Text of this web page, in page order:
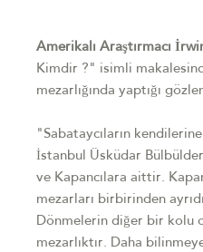
Amerikalı Araştırmacı
Kimdir ?" isimli
mezarlığında yaptığı
"Sabataycıların
İstanbul Üsküdar
ve Kapancılara aittir.
mezarları birbirinden
Dönmelerin diğer bir kolu
mezarlıktır. Daha